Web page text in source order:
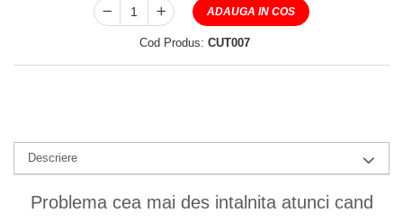
ADAUGA IN COS
Cod Produs: CUT007
Descriere
Problema cea mai des intalnita atunci cand